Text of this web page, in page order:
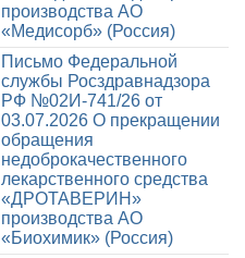
производства АО
«Медисорб» (Россия)
Письмо Федеральной
службы Росздравнадзора
РФ №02И-741/26 от
03.07.2026 О прекращении
обращения
недоброкачественного
лекарственного средства
«ДРОТАВЕРИН»
производства АО
«Биохимик» (Россия)